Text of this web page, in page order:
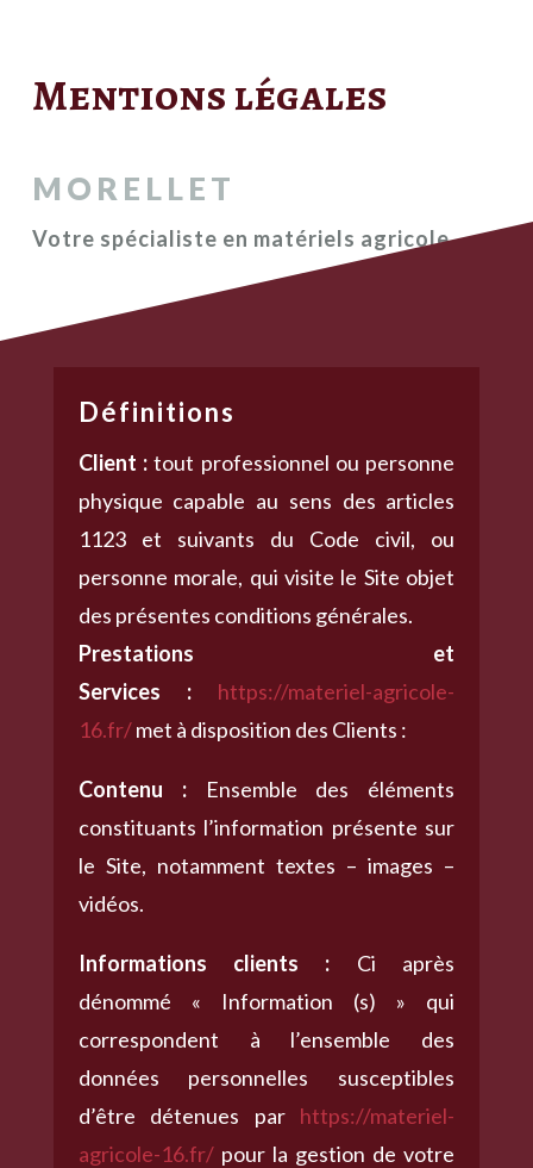
Mentions légales
MORELLET
Votre spécialiste en matériels agricole
Définitions
Client : tout professionnel ou personne
physique capable au sens des articles
1123 et suivants du Code civil, ou
personne morale, qui visite le Site objet
des présentes conditions générales.
Prestations et
Services :
https://materiel-agricole-
16.fr/met à disposition des Clients :
Contenu :Ensemble des éléments
constituants l’information présente sur
le Site, notamment textes – images –
vidéos.
Informations clients :
Ci après
dénommé « Information (s) » qui
correspondent à l’ensemble des
données personnelles susceptibles
d’être détenues par
https://materiel-
agricole-16.fr/ pour la gestion de votre